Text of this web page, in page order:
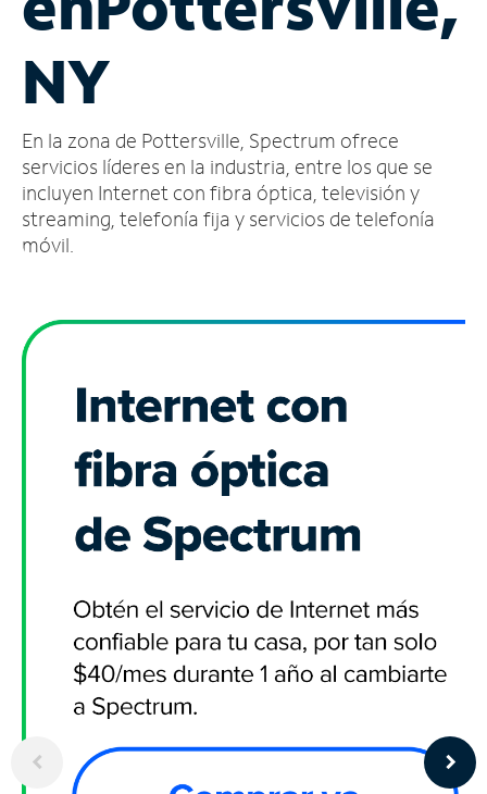
cuenta
Encuentra
tienda
NY
En la zona de Pottersville, Spectrum ofrece
servicios líderes en la industria, entre los que se
incluyen Internet con fibra óptica, televisión y
streaming, telefonía fija y servicios de telefonía
móvil.